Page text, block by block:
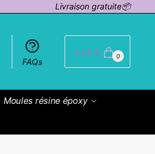
Livraison gratuite📦
FAQs
0,00€ 0
Moules résine époxy